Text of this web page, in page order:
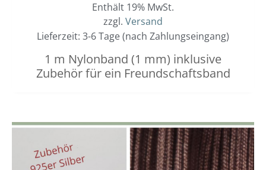
Enthält 19% MwSt.
zzgl. Versand
Lieferzeit: 3-6 Tage (nach Zahlungseingang)
1 m Nylonband (1 mm) inklusive
Zubehör für ein Freundschaftsband